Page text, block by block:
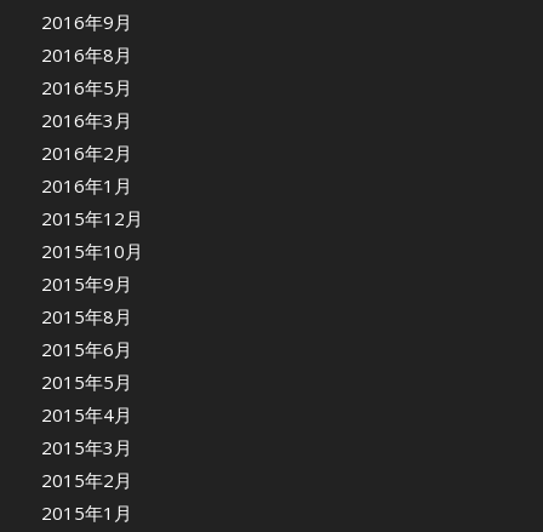
2016年9月
2016年8月
2016年5月
2016年3月
2016年2月
2016年1月
2015年12月
2015年10月
2015年9月
2015年8月
2015年6月
2015年5月
2015年4月
2015年3月
2015年2月
2015年1月